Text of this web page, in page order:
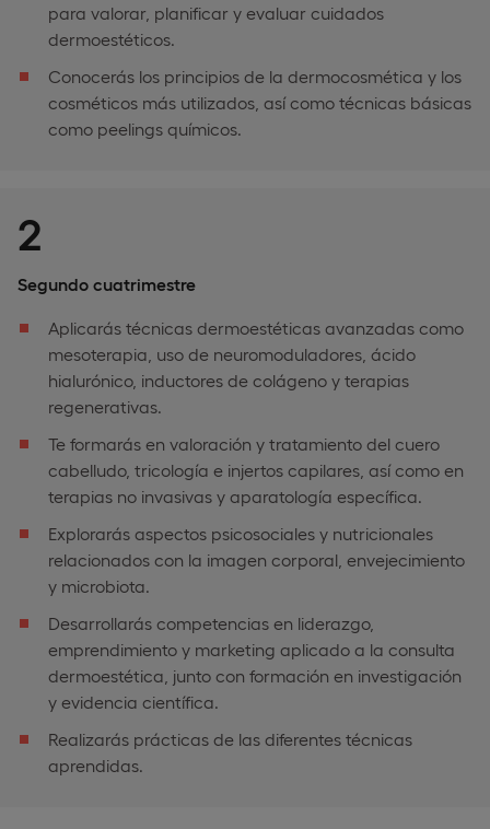
para valorar, planificar y evaluar cuidados
dermoestéticos.
Conocerás los principios de la dermocosmética y los
cosméticos más utilizados, así como técnicas básicas
como peelings químicos.
2
Segundo cuatrimestre
Aplicarás técnicas dermoestéticas avanzadas como
mesoterapia, uso de neuromoduladores, ácido
hialurónico, inductores de colágeno y terapias
regenerativas.
Te formarás en valoración y tratamiento del cuero
cabelludo, tricología e injertos capilares, así como en
terapias no invasivas y aparatología específica.
Explorarás aspectos psicosociales y nutricionales
relacionados con la imagen corporal, envejecimiento
y microbiota.
Desarrollarás competencias en liderazgo,
emprendimiento y marketing aplicado a la consulta
dermoestética, junto con formación en investigación
y evidencia científica.
Realizarás prácticas de las diferentes técnicas
aprendidas.